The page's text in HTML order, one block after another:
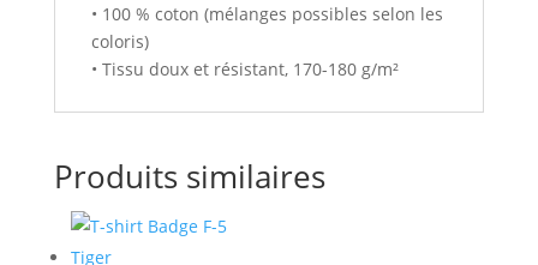
• 100 % coton (mélanges possibles selon les
coloris)
• Tissu doux et résistant, 170-180 g/m²
Produits similaires